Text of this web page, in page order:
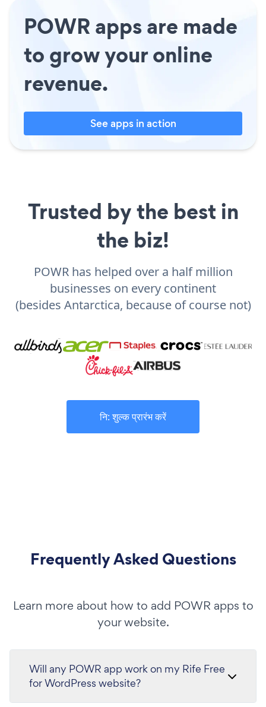
POWR apps are made
to grow your online
revenue.
See apps in action
Trusted by the best in
the biz!
POWR has helped over a half million
businesses on every continent
(besides Antarctica, because of course not)
नि: शुल्क प्रारंभ करें
Frequently Asked Questions
Learn more about how to add POWR apps to
your website.
Will any POWR app work on my Rife Free
for WordPress website?